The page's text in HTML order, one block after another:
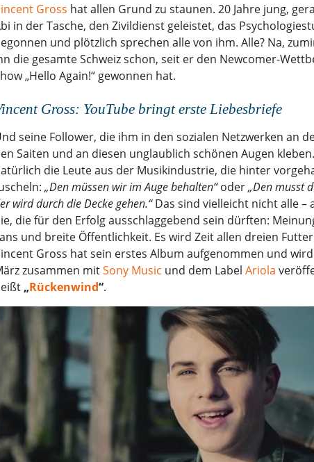
Gross hat allen Grund zu staunen. 20 Jahre jung,
in der Tasche, den Zivildienst geleistet, das
und plötzlich sprechen alle von ihm. Alle? Na,
die gesamte Schweiz schon, seit er den Newcomer-
„Hello Again!“ gewonnen hat.
Gross: YouTube bringt erste Liebesbriefe
seine Follower, die ihm in den sozialen Netzwerken an
Saiten und an diesen unglaublich schönen Augen
die Leute aus der Musikindustrie, die hinter
„Den müssen wir im Auge behalten“oder„Den musst
wird durch die Decke gehen.“Das sind vielleicht nicht alle –
die für den Erfolg ausschlaggebend sein dürften:
und breite Öffentlichkeit. Es wird Zeit allen dreien
Gross hat sein erstes Album aufgenommen und wird
zusammen mitSony Music und dem Label Ariola
„Rückenwind“.